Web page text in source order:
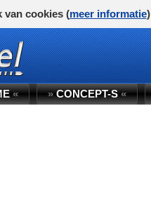
« »CONCEPT-S«
van cookies (meer informatie)